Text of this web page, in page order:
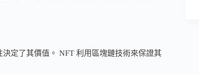
定了其價值。 NFT 利用區塊鏈技術來保證其